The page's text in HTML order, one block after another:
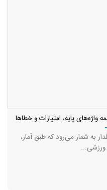
واژه‌های پایه، امتیازات و خطاها
به شمار می‌رود که طبق آمار،